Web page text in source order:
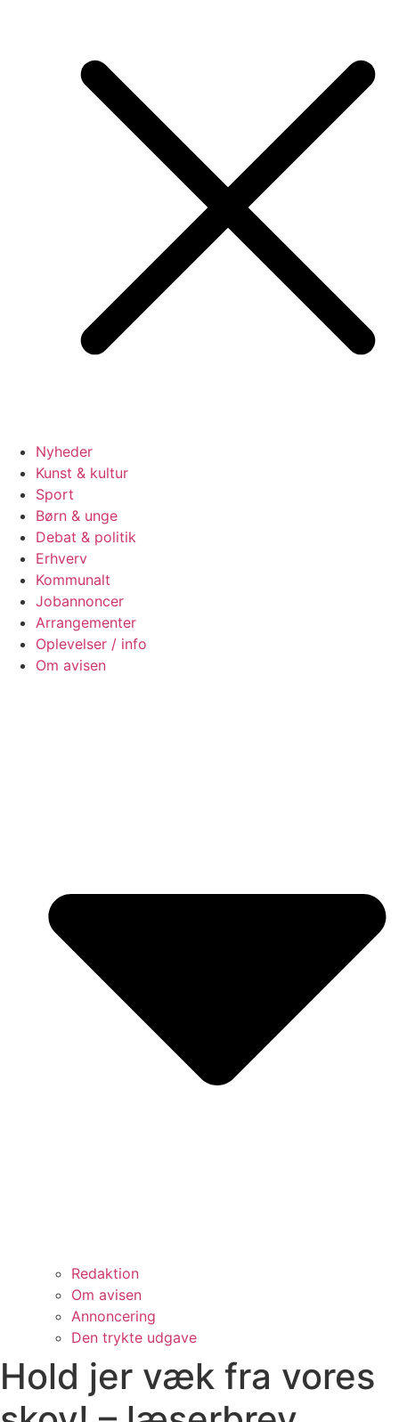
Nyheder
Kunst & kultur
Sport
Børn & unge
Debat & politik
Erhverv
Kommunalt
Jobannoncer
Arrangementer
Oplevelser / info
Om avisen
Redaktion
Om avisen
Annoncering
Den trykte udgave
Hold jer væk fra vores